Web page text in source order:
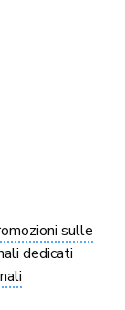
sulle
dedicati